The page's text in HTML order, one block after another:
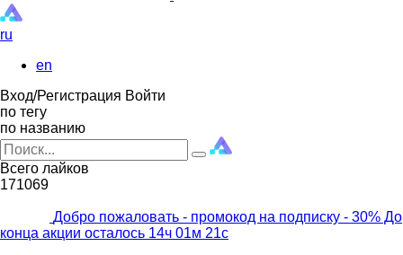
ru
en
Вход/Регистрация Войти
по тегу
по названию
Всего лайков
171069
Добро пожаловать - промокод на подписку - 30% До
конца акции осталось 14ч 01м 20с